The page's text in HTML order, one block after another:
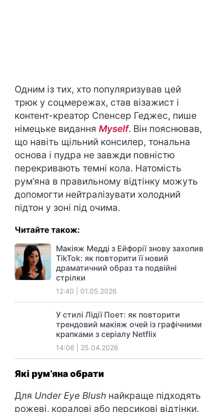
Одним із тих, хто популяризував цей
трюк у соцмережах, став візажист і
контент-креатор Спенсер Геджес, пише
німецьке видання Myself. Він пояснював,
що навіть щільний консилер, тональна
основа і пудра не завжди повністю
перекривають темні кола. Натомість
рум’яна в правильному відтінку можуть
допомогти нейтралізувати холодний
підтон у зоні під очима.
Читайте також:
Макіяж Медді з Ейфорії знову захопив
TikTok: як повторити її новий
драматичний образ та подвійні
стрілки
12:40 | 01.05.2026
У стилі Лідії Поет: як повторити
трендовий макіяж очей із графічними
крапками з серіалу Netflix
14:06 | 25.04.2026
Які рум’яна обрати
Для Under Eye Blush найкраще підходять
рожеві, коралові або персикові відтінки.